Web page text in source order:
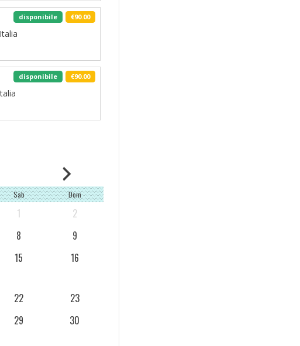
€90.00
disponibile
€90.00
disponibile
Sab Dom
1
2
8
9
15 16
22
23
29 30